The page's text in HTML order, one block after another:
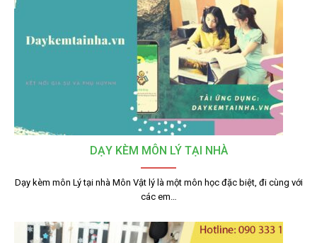
DẠY KÈM MÔN LÝ TẠI NHÀ
Dạy kèm môn Lý tại nhà Môn Vật lý là một môn học đặc biệt, đi cùng với
các em…